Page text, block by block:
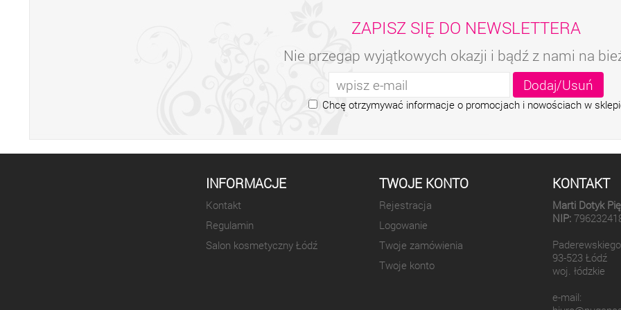
ZAPISZ SIĘ DO NEWSLETTERA
Nie przegap wyjątkowych okazji i bądź z nami na
Chcę otrzymywać informacje o promocjach i nowościach w
INFORMACJE
Kontakt
Regulamin
Salon kosmetyczny Łódź
TWOJE KONTO
Rejestracja
Logowanie
Twoje zamówienia
Twoje konto
KONTAKT
Marti Dotyk
NIP:
93-523 Łódź
woj. łódzkie
e-mail: